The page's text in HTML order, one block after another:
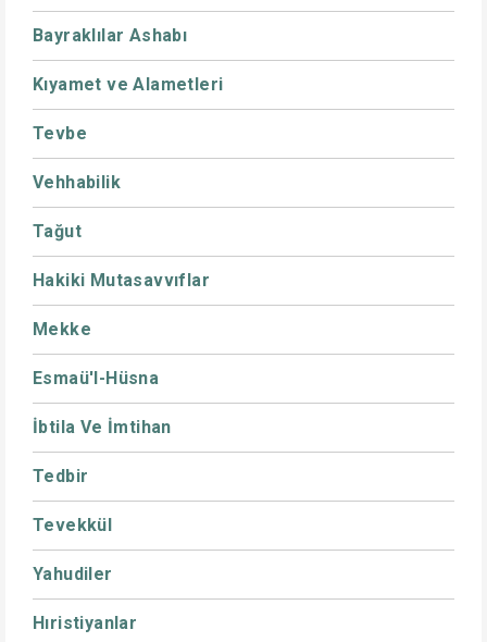
Bayraklılar Ashabı
Kıyamet ve Alametleri
Tevbe
Vehhabilik
Tağut
Hakiki Mutasavvıflar
Mekke
Esmaü'l-Hüsna
İbtila Ve İmtihan
Tedbir
Tevekkül
Yahudiler
Hıristiyanlar